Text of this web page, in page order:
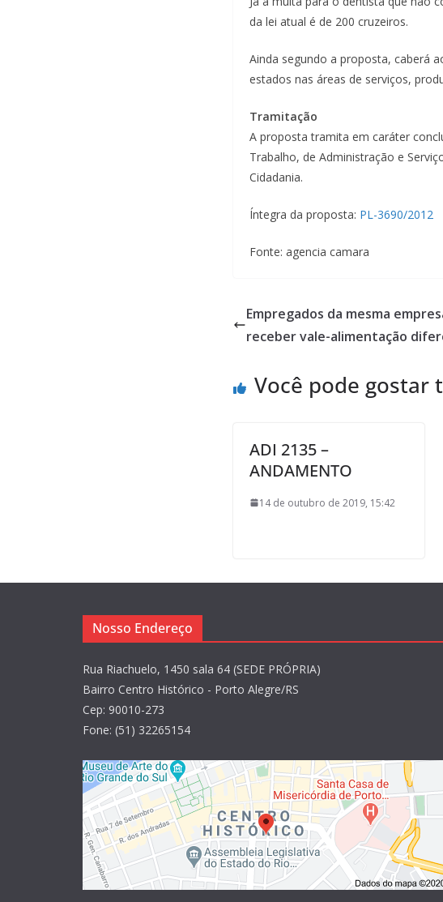
da lei atual é de 200 cruzeiros.
Ainda segundo a proposta, caberá
estados nas áreas de serviços,
Tramitação
A proposta tramita em caráter
Trabalho, de Administração e
Cidadania.
Íntegra da proposta: PL-3690/2012
Fonte: agencia camara
Empregados da mesma
receber vale-alimentação
Você pode gostar
ADI 2135 –
ANDAMENTO
14 de outubro de 2019, 15:42
Nosso Endereço
Rua Riachuelo, 1450 sala 64 (SEDE PRÓPRIA)
Bairro Centro Histórico - Porto Alegre/RS
Cep: 90010-273
Fone: (51) 32265154